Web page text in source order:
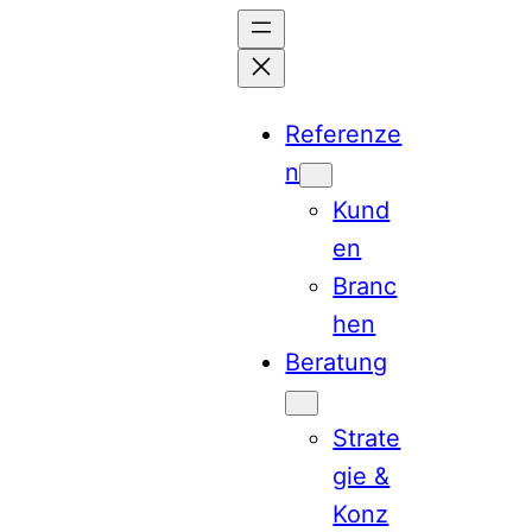
Referenze
n
Kund
en
Branc
hen
Beratung
Strate
gie &
Konz